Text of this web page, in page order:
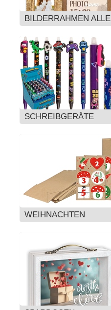
BILDERRAHMEN ALLE
SCHREIBGERÄTE
WEIHNACHTEN